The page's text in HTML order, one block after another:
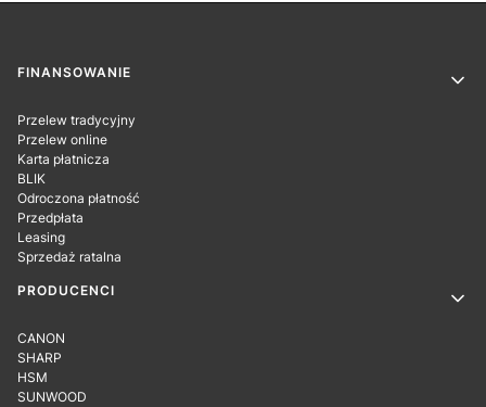
Linki w stopce
FINANSOWANIE
Przelew tradycyjny
Przelew online
Karta płatnicza
BLIK
Odroczona płatność
Przedpłata
Leasing
Sprzedaż ratalna
PRODUCENCI
CANON
SHARP
HSM
SUNWOOD